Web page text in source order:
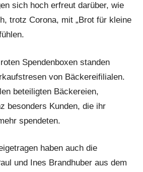
sich hoch erfreut darüber, wie
trotz Corona, mit „Brot für kleine
Spendenboxen standen
von Bäckereifilialen.
beteiligten Bäckereien,
besonders Kunden, die ihr
spendeten.
haben auch die
und Ines Brandhuber aus dem